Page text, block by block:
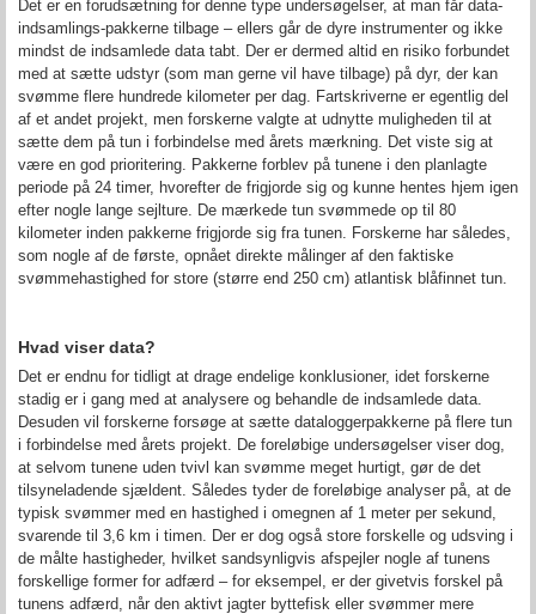
Det er en forudsætning for denne type undersøgelser, at man får data-
indsamlings-pakkerne tilbage – ellers går de dyre instrumenter og ikke
mindst de indsamlede data tabt. Der er dermed altid en risiko forbundet
med at sætte udstyr (som man gerne vil have tilbage) på dyr, der kan
svømme flere hundrede kilometer per dag. Fartskriverne er egentlig del
af et andet projekt, men forskerne valgte at udnytte muligheden til at
sætte dem på tun i forbindelse med årets mærkning. Det viste sig at
være en god prioritering. Pakkerne forblev på tunene i den planlagte
periode på 24 timer, hvorefter de frigjorde sig og kunne hentes hjem igen
efter nogle lange sejlture. De mærkede tun svømmede op til 80
kilometer inden pakkerne frigjorde sig fra tunen. Forskerne har således,
som nogle af de første, opnået direkte målinger af den faktiske
svømmehastighed for store (større end 250 cm) atlantisk blåfinnet tun.
Hvad viser data?
Det er endnu for tidligt at drage endelige konklusioner, idet forskerne
stadig er i gang med at analysere og behandle de indsamlede data.
Desuden vil forskerne forsøge at sætte dataloggerpakkerne på flere tun
i forbindelse med årets projekt. De foreløbige undersøgelser viser dog,
at selvom tunene uden tvivl kan svømme meget hurtigt, gør de det
tilsyneladende sjældent. Således tyder de foreløbige analyser på, at de
typisk svømmer med en hastighed i omegnen af 1 meter per sekund,
svarende til 3,6 km i timen. Der er dog også store forskelle og udsving i
de målte hastigheder, hvilket sandsynligvis afspejler nogle af tunens
forskellige former for adfærd – for eksempel, er der givetvis forskel på
tunens adfærd, når den aktivt jagter byttefisk eller svømmer mere